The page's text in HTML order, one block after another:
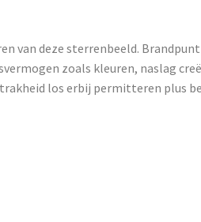
van deze sterrenbeeld.
zoals kleuren, naslag
los erbij permitteren plus